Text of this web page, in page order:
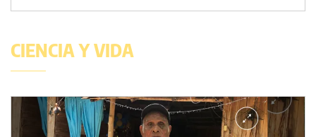
CIENCIA Y VIDA